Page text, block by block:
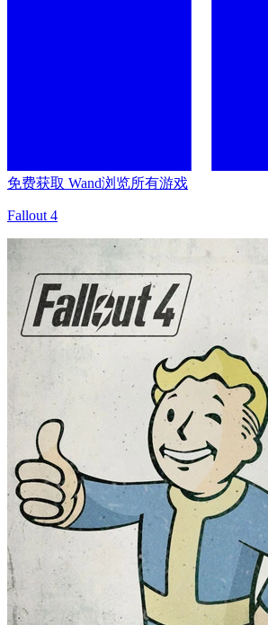
免费获取 Wand浏览所有游戏
Fallout 4